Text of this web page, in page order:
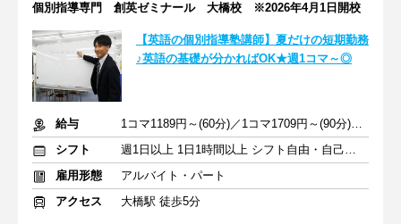
個別指導専門 創英ゼミナール 大橋校 ※2026年4月1日開校
【英語の個別指導塾講師】夏だけの短期勤務
♪英語の基礎が分かればOK★週1コマ～◎
給与
1コマ1189円～(60分)／1コマ1709円～(90分) ※準備報告手当込み
シフト
週1日以上 1日1時間以上 シフト自由・自己申告
雇用形態
アルバイト・パート
アクセス
大橋駅 徒歩5分